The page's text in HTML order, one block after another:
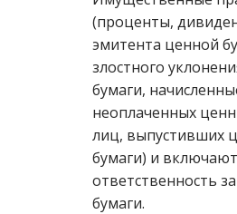
(проценты,
эмитента ценной
злостного
бумаги,
неоплаченных
лиц, выпустивших
бумаги) и
ответственность
бумаги.